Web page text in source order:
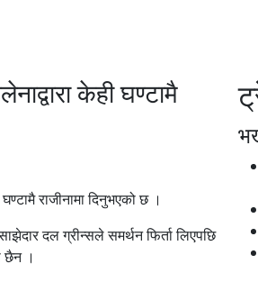
केही घण्टामै
राजीनामा दिनुभएको छ ।
दल ग्रीन्सले समर्थन फिर्ता लिएपछि
छैन ।